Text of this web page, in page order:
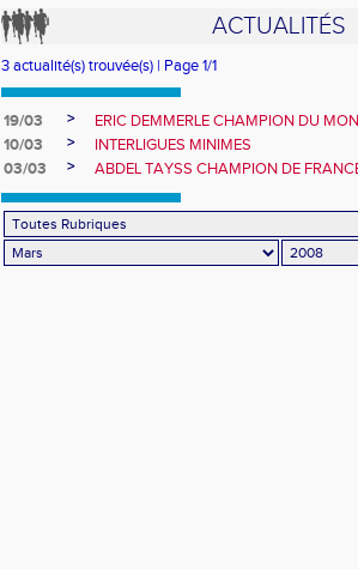
ACTUALITÉS
3 actualité(s) trouvée(s) | Page 1/1
19/03 >
ERIC DEMMERLE CHAMPION DU
10/03
>
INTERLIGUES MINIMES
03/03
> ABDEL TAYSS CHAMPION DE